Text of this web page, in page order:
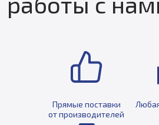
Прямые поставки
от производителей